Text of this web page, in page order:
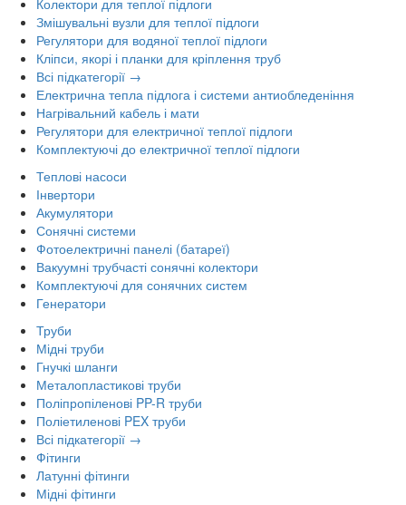
Змішувальні вузли для теплої підлоги
Регулятори для водяної теплої підлоги
Кліпси, якорі і планки для кріплення труб
Всі підкатегорії →
Електрична тепла підлога і системи антиобледеніння
Нагрівальний кабель і мати
Регулятори для електричної теплої підлоги
Комплектуючі до електричної теплої підлоги
Теплові насоси
Інвертори
Акумулятори
Сонячні системи
Фотоелектричні панелі (батареї)
Вакуумні трубчасті сонячні колектори
Комплектуючі для сонячних систем
Генератори
Труби
Мідні труби
Гнучкі шланги
Металопластикові труби
Поліпропіленові PP-R труби
Поліетиленові PEX труби
Всі підкатегорії →
Фітинги
Латунні фітинги
Мідні фітинги